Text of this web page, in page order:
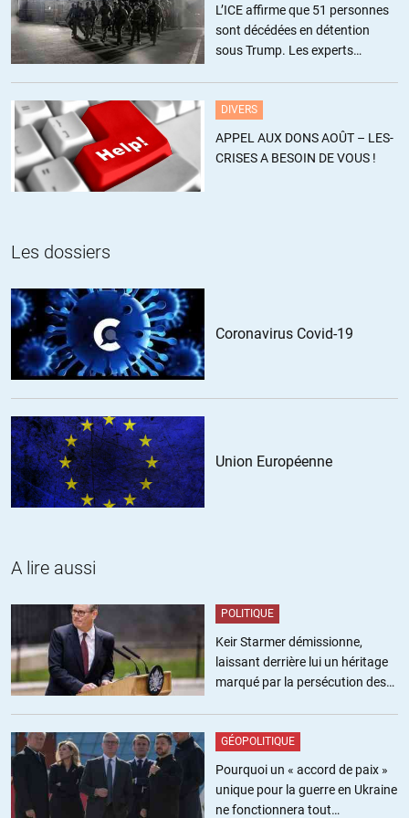
pouvoir pour seuls dieux.
2015 devait être l’année du climat en France, mais il y a des violences
télégéniques et des violences invisibles. Les politiques choisissent les
Ce sera finalement l’année de la lutte contre le terrorisme, n’en
déplaise à Nicolas Hulot.
Mais pour « gagner cette guerre », il faut tarir la source de la violence:
l’ultralibéralisme, c’est une guerre individualiste de tous contre tous…
Ne nous laissons pas manipulés, » le système qui nous broie n’a rien
ALERTER
fleury//11.01.2015 à 10h57
Pour info, il ne faut pas rester sur ces quelques dessins choisis : jetez
un oeil sur » Charlie hebdo, les 1000 unes » et vous comprendrez que
les dessinateurs auraient dû être abattus au moins 1000 fois.
Une chose est sûre ils ont été tués pour des dessins , des idées .
Je ne vois nul part écrit la cause réelle de toutes ces manifestations :
la peur.
L’islam, internet, Israël, les médias, le voile, la société de
consommation à outrance, les palestiniens…de nombreux individus
Rahmouni//11.01.2015 à 11h00
Cher Olivier,
manifester mon désaccord avec ce qui s’est passé et mon soutien a
la liberté absolue d’expression.
Cela ne m’empêche pas d’effectuer comme vous une critique
L’ICE affirme que 51 personnes
sont décédées en détention
sous Trump. Les experts
DIVERS
APPEL AUX DONS AOÛT – LES-
CRISES A BESOIN DE VOUS !
Les dossiers
Coronavirus Covid-19
Union Européenne
A lire aussi
POLITIQUE
Keir Starmer démissionne,
laissant derrière lui un héritage
marqué par la persécution des
GÉOPOLITIQUE
Pourquoi un « accord de paix »
unique pour la guerre en Ukraine
ne fonctionnera tout